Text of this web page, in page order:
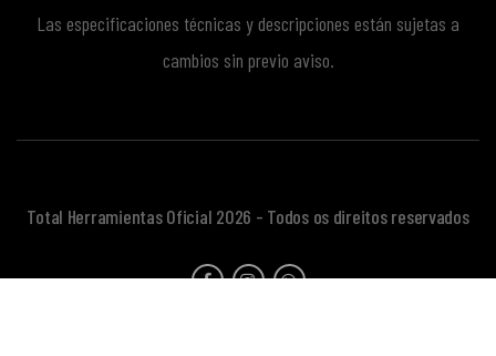
Las especificaciones técnicas y descripciones están sujetas a
cambios sin previo aviso.
Total Herramientas Oficial 2026 - Todos os direitos reservados